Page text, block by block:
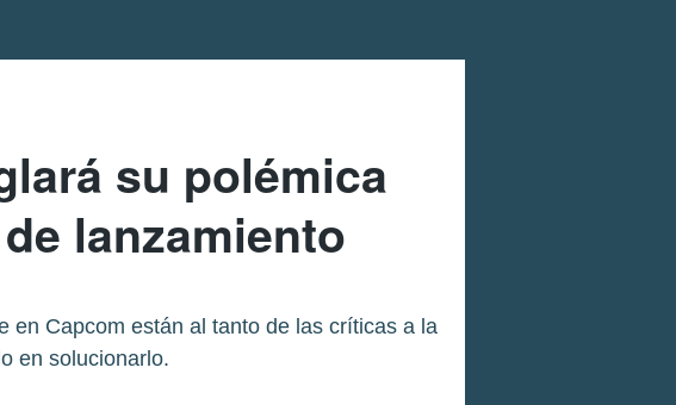
su polémica
lanzamiento
en Capcom están al tanto de las críticas a la
en solucionarlo.